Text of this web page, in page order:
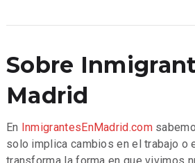
Sobre
Madrid
En InmigrantesEnMadrid.com
solo implica cambios en el trabajo o